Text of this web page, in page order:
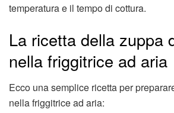
temperatura e il tempo di cottura.
La ricetta della zuppa
nella friggitrice ad aria
Ecco una semplice ricetta per
nella friggitrice ad aria: